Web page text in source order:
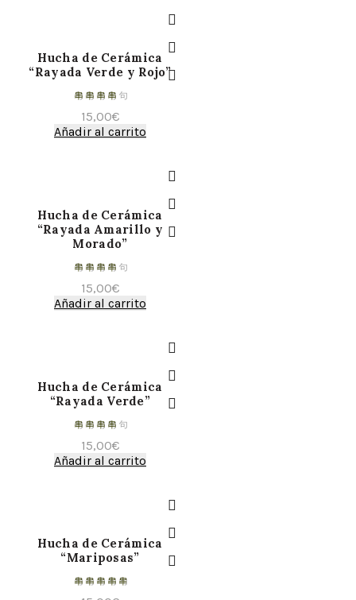
Hucha de Cerámica
“Rayada Verde y Rojo”
15,00€
Añadir al carrito
Hucha de Cerámica
“Rayada Amarillo y
Morado”
15,00€
Añadir al carrito
Hucha de Cerámica
“Rayada Verde”
15,00€
Añadir al carrito
Hucha de Cerámica
“Mariposas”